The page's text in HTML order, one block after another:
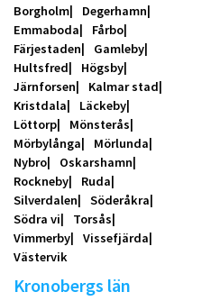
Borgholm
Degerhamn
Emmaboda
Fårbo
Färjestaden
Gamleby
Hultsfred
Högsby
Järnforsen
Kalmar stad
Kristdala
Läckeby
Löttorp
Mönsterås
Mörbylånga
Mörlunda
Nybro
Oskarshamn
Rockneby
Ruda
Silverdalen
Söderåkra
Södra vi
Torsås
Vimmerby
Vissefjärda
Västervik
Kronobergs län